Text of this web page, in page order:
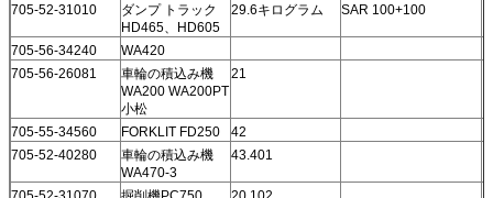
705-52-31010
ダンプ トラック
HD465、HD605
29.6キログラム SAR 100+100
705-56-34240
WA420
705-56-26081
車輪の積込み機
WA200 WA200PT
小松
21
705-55-34560 FORKLIT FD250
42
705-52-40280
車輪の積込み機
WA470-3
43.401